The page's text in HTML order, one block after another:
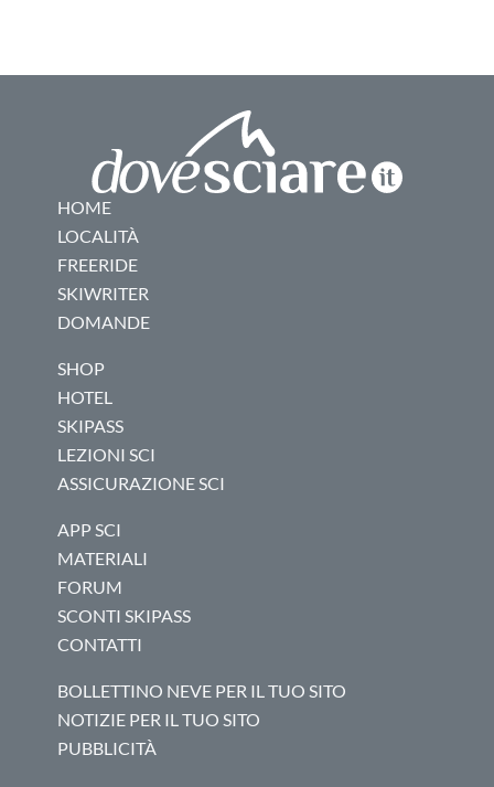
HOME
LOCALITÀ
FREERIDE
SKIWRITER
DOMANDE
SHOP
HOTEL
SKIPASS
LEZIONI SCI
ASSICURAZIONE SCI
APP SCI
MATERIALI
FORUM
SCONTI SKIPASS
CONTATTI
BOLLETTINO NEVE PER IL TUO SITO
NOTIZIE PER IL TUO SITO
PUBBLICITÀ